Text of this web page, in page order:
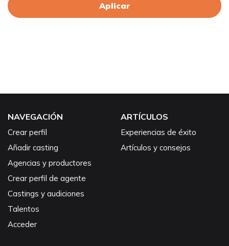
Aplicar
NAVEGACIÓN
Crear perfil
Añadir casting
Agencias y productores
Crear perfil de agente
Castings y audiciones
Talentos
Acceder
ARTÍCULOS
Experiencias de éxito
Artículos y consejos